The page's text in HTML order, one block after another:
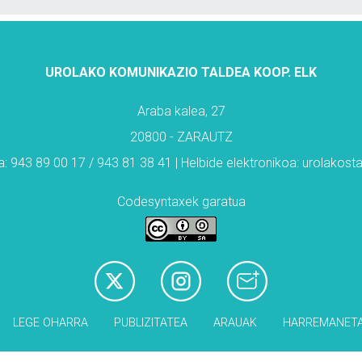
UROLAKO KOMUNIKAZIO TALDEA KOOP. ELK
Araba kalea, 27
20800 - ZARAUTZ
943 89 00 17 / 943 81 38 41 | Helbide elektronikoa:
Codesyntaxek garatua
LEGE OHARRA PUBLIZITATEA ARAUAK